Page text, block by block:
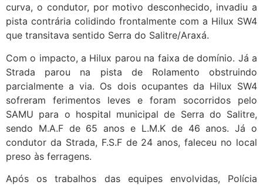
curva, o condutor, por motivo desconhecido, invadiu a
pista contrária colidindo frontalmente com a Hilux SW4
que transitava sentido Serra do Salitre/Araxá.
Com o impacto, a Hilux parou na faixa de domínio. Já a
Strada parou na pista de Rolamento obstruindo
parcialmente a via. Os dois ocupantes da Hilux SW4
sofreram ferimentos leves e foram socorridos pelo
SAMU para o hospital municipal de Serra do Salitre,
sendo M.A.F de 65 anos e L.M.K de 46 anos. Já o
condutor da Strada, F.S.F de 24 anos, faleceu no local
preso às ferragens.
Após os trabalhos das equipes envolvidas, Polícia